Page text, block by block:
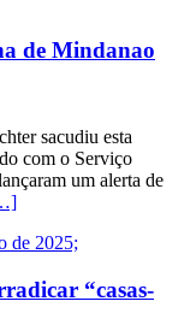
de Mindanao
sacudiu esta
com o Serviço
um alerta de
“casas-